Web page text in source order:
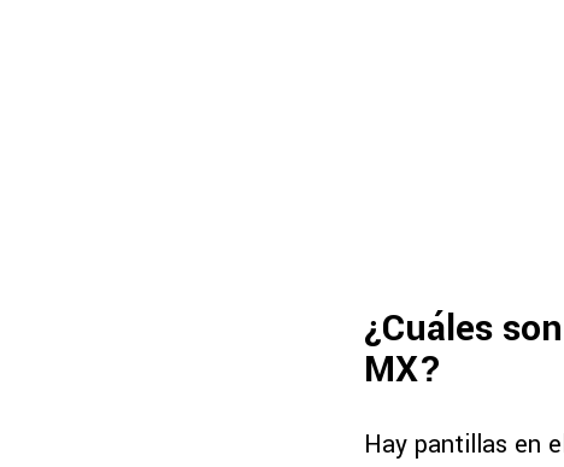
¿Cuáles
MX?
Hay pantillas en